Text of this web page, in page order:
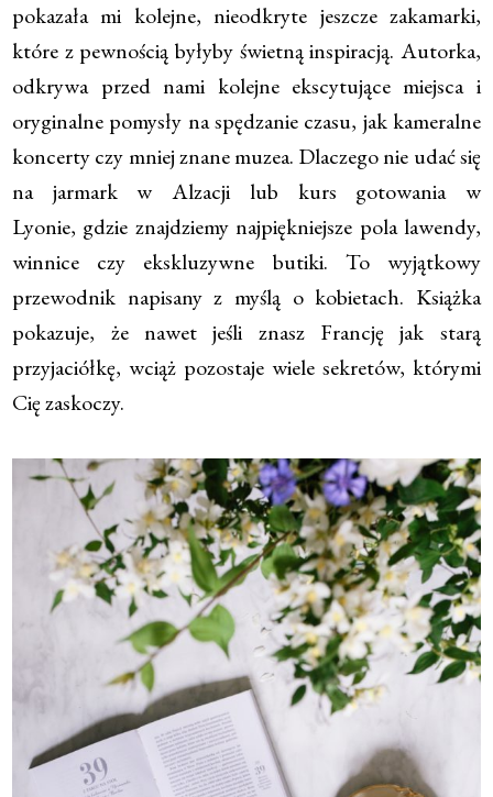
pokazała mi kolejne, nieodkryte jeszcze zakamarki,
które z pewnością byłyby świetną inspiracją. Autorka,
odkrywa przed nami kolejne ekscytujące miejsca i
oryginalne pomysły na spędzanie czasu, jak kameralne
koncerty czy mniej znane muzea. Dlaczego nie udać się
na jarmark w Alzacji lub kurs gotowania w
Lyonie, gdzie znajdziemy najpiękniejsze pola lawendy,
winnice czy ekskluzywne butiki. To wyjątkowy
przewodnik napisany z myślą o kobietach. Książka
pokazuje, że nawet jeśli znasz Francję jak starą
przyjaciółkę, wciąż pozostaje wiele sekretów, którymi
Cię zaskoczy.